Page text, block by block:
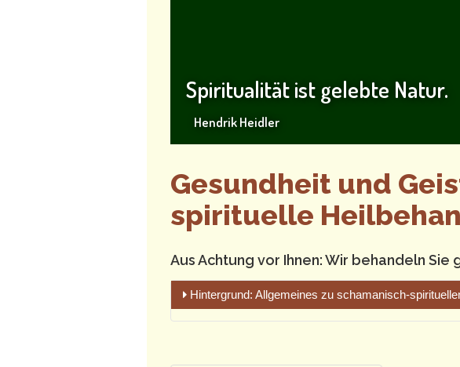
Spiritualität ist gelebte Natur.
Hendrik Heidler
Gesundheit und
spirituelle
Aus Achtung vor Ihnen: Wir behandeln
Hintergrund: Allgemeines zu schamanisch-
Selbstermächtigung zur Selbstheilung